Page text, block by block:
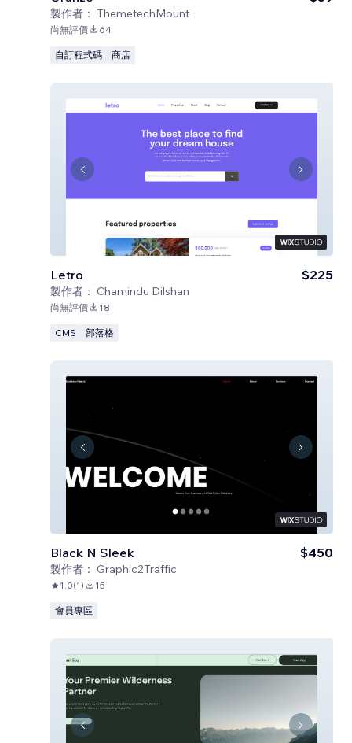
製作者： ThemetechMount
尚無評價 64
自訂程式碼 商店
Letro
製作者： Chamindu Dilshan
$225
尚無評價 18
CMS 部落格
Black N Sleek
製作者： Graphic2Traffic
$450
1.0(1) 15
會員專區